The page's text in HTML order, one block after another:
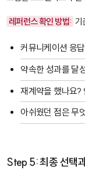
레퍼런스 확인 방법: 기
커뮤니케이션 응
약속한 성과를 달
재계약을 했나요?
아쉬웠던 점은 무
Step 5: 최종 선택